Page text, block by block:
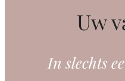
Uw
In slechts